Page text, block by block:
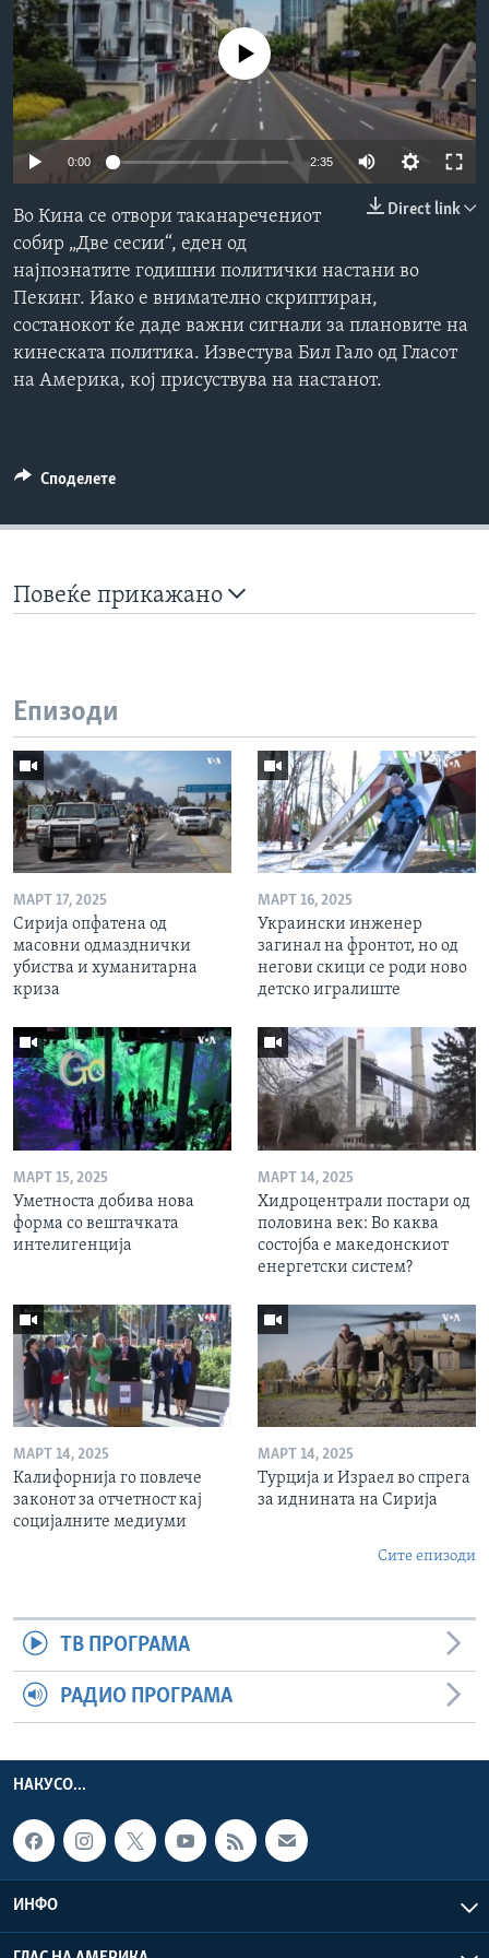
ИНТЕРВЈУА
Јазици
No media source currently available
0:00 2:35
Direct link
Во Кина се отвори таканаречениот
собир „Две сесии“, еден од
најпознатите годишни политички настани во
Пекинг. Иако е внимателно скриптиран,
состанокот ќе даде важни сигнали за плановите на
кинеската политика. Известува Бил Гало од Гласот
на Америка, кој присуствува на настанот.
Споделете
Повеќе прикажано
Епизоди
МАРТ 17, 2025
Сирија опфатена од
масовни одмазднички
убиства и хуманитарна
криза
МАРТ 16, 2025
Украински инженер
загинал на фронтот, но од
негови скици се роди ново
детско игралиште
МАРТ 15, 2025
Уметноста добива нова
форма со вештачката
интелигенција
МАРТ 14, 2025
Хидроцентрали постари од
половина век: Во каква
состојба е македонскиот
енергетски систем?
МАРТ 14, 2025
Калифорнија го повлече
законот за отчетност кај
социјалните медиуми
МАРТ 14, 2025
Турција и Израел во спрега
за иднината на Сирија
Сите епизоди
ТВ ПРОГРАМА
РАДИО ПРОГРАМА
НАКУСО...
ИНФО